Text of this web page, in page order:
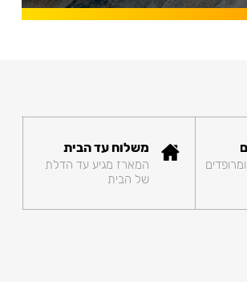
משלוח עד הבית
המארז מגיע עד הדלת
של הבית